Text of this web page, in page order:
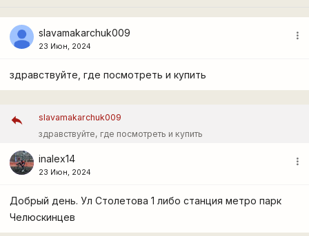
slavamakarchuk009
23 Июн, 2024
more_vert
здравствуйте, где посмотреть и купить
slavamakarchuk009
здравствуйте, где посмотреть и купить
inalex14
23 Июн, 2024
more_vert
Добрый день. Ул Столетова 1 либо станция метро парк
Челюскинцев